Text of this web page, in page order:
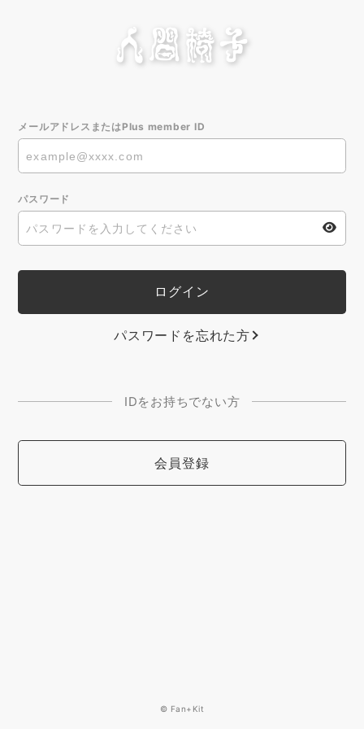
メールアドレスまたはPlus member ID
パスワード
パスワードを忘れた方
IDをお持ちでない方
会員登録
© Fan+Kit